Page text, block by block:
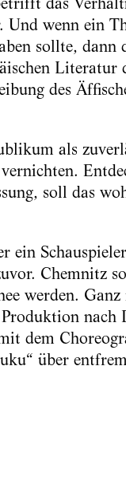
Und wenn ein
sollte, dann
Literatur
des
als
soll das
ein
Chemnitz
werden.
nach
dem
über